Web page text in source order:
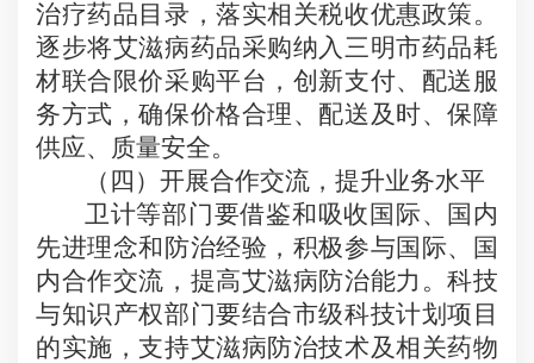
治疗药品目录，落实相关税收优惠政策。
逐步将艾滋病药品采购纳入三明市药品耗
材联合限价采购平台，创 新支付、配送服
务方式，确保价格合理、配送及时、保障
供应、质量安全。
（四）开展合作交流，提升业务水平
卫计等部门要借鉴和吸收国际、国内
先进理念和防治经验，积极参与国际、国
内合作交流，提高艾滋病防治能力。科技
与知识产权部门要结合市级科技计划项目
的实施，支持艾滋病防治技术及相关药物